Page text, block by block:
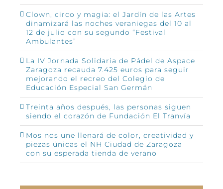
Clown, circo y magia: el Jardín de las Artes
dinamizará las noches veraniegas del 10 al
12 de julio con su segundo “Festival
Ambulantes”
La IV Jornada Solidaria de Pádel de Aspace
Zaragoza recauda 7.425 euros para seguir
mejorando el recreo del Colegio de
Educación Especial San Germán
Treinta años después, las personas siguen
siendo el corazón de Fundación El Tranvía
Mos nos une llenará de color, creatividad y
piezas únicas el NH Ciudad de Zaragoza
con su esperada tienda de verano